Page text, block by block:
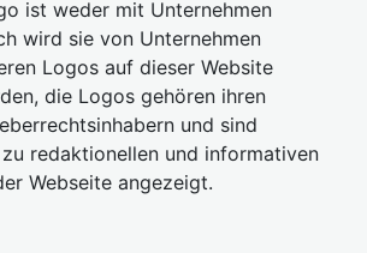
ist weder mit Unternehmen
wird sie von Unternehmen
Logos auf dieser Website
die Logos gehören ihren
und sind
redaktionellen und informativen
Webseite angezeigt.